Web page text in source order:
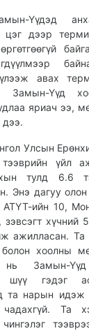
Үүдэд
дээр
авах
Замын-Үүд
яриач ээ,
дээ.
Улсын
тээврийн үйл
тулд 6.6
Энэ дагуу
ийн 10,
хүчний
ажилласан.
хоолны
нь Замын-
шүү гэдэг
та нарын идэж
чадахгүй. Та